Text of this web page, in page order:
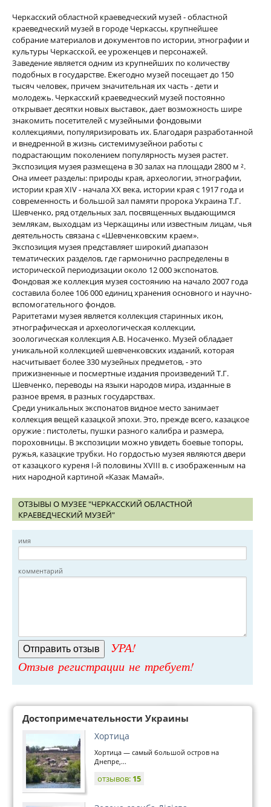
Черкасский областной краеведческий музей - областной
краеведческий музей в городе Черкассы, крупнейшее
собрание материалов и документов по истории, этнографии и
культуры Черкасской, ее уроженцев и персонажей.
Заведение является одним из крупнейших по количеству
подобных в государстве. Ежегодно музей посещает до 150
тысяч человек, причем значительная их часть - дети и
молодежь. Черкасский краеведческий музей постоянно
открывает десятки новых выставок, дает возможность шире
знакомить посетителей с музейными фондовыми
коллекциями, популяризировать их. Благодаря разработанной
и внедренной в жизнь системимузейнои работы с
подрастающим поколением популярность музея растет.
Экспозиция музея размещена в 30 залах на площади 2800 м ².
Она имеет разделы: природы края, археологии, этнографии,
истории края XIV - начала XX века, истории края с 1917 года и
современность и большой зал памяти пророка Украина Т.Г.
Шевченко, ряд отдельных зал, посвященных выдающимся
землякам, выходцам из Черкащины или известным лицам, чья
деятельность связана с «Шевченковским краем».
Экспозиция музея представляет широкий диапазон
тематических разделов, где гармонично распределены в
исторической периодизации около 12 000 экспонатов.
Фондовая же коллекция музея состоянию на начало 2007 года
составила более 106 000 единиц хранения основного и научно-
вспомогательного фондов.
Раритетами музея является коллекция старинных икон,
этнографическая и археологическая коллекции,
зоологическая коллекция А.В. Носаченко. Музей обладает
уникальной коллекцией шевченковских изданий, которая
насчитывает более 330 музейных предметов, - это
прижизненные и посмертные издания произведений Т.Г.
Шевченко, переводы на языки народов мира, изданные в
разное время, в разных государствах.
Среди уникальных экспонатов видное место занимает
коллекция вещей казацкой эпохи. Это, прежде всего, казацкое
оружие : пистолеты, пушки разного калибра и размера,
пороховницы. В экспозиции можно увидеть боевые топоры,
ружья, казацкие трубки. Но гордостью музея являются двери
от казацкого куреня I-й половины XVIII в. с изображенным на
них народной картиной «Казак Мамай».
ОТЗЫВЫ О МУЗЕЕ "ЧЕРКАССКИЙ ОБЛАСТНОЙ
КРАЕВЕДЧЕСКИЙ МУЗЕЙ"
имя
комментарий
УРА!
Отзыв регистрации не требует!
Достопримечательности Украины
Хортица
Хортица — самый большой остров на
Днепре,...
отзывов: 15